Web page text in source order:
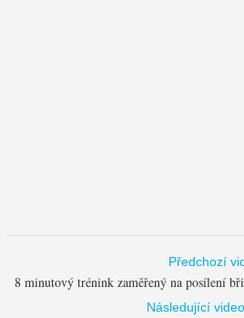
Předchozí
8 minutový trénink zaměřený na posílení
Následující video